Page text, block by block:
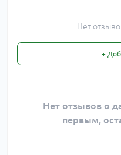
Нет
+
Нет отзывов о
первым,